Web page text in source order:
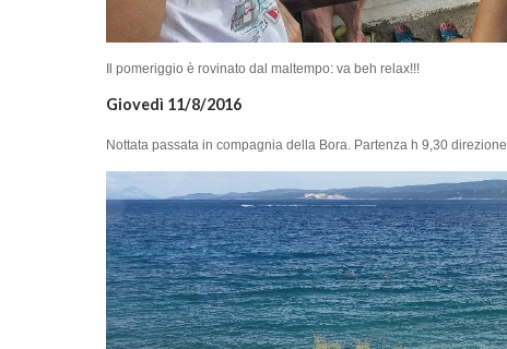
Il pomeriggio è rovinato dal maltempo: va beh relax!!!
Giovedì 11/8/2016
Nottata passata in compagnia della Bora. Partenza h 9,30 direzione